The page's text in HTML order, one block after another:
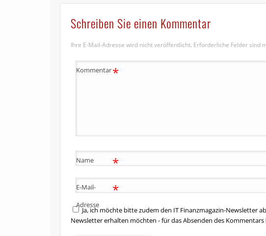
Schreiben Sie einen Kommentar
Ihre E-Mail-Adresse wird nicht veröffentlicht. Erforderliche Felder sind
Kommentar*
Name *
E-Mail-
Adresse
*
Ja, ich möchte bitte zudem den IT Finanzmagazin-Newsletter
Newsletter erhalten möchten - für das Absenden des